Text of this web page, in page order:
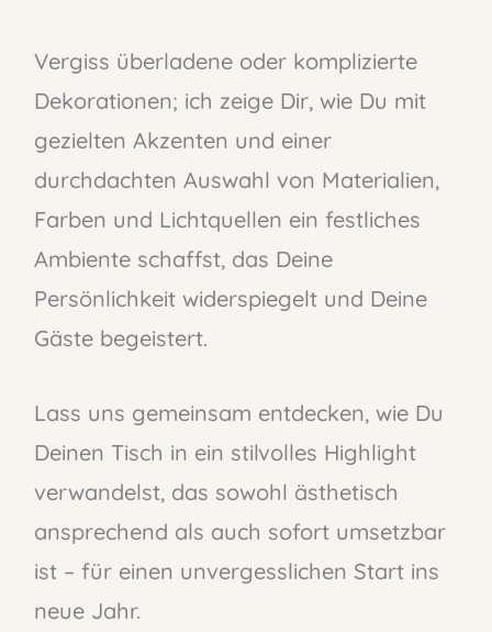
Vergiss überladene oder komplizierte
Dekorationen; ich zeige Dir, wie Du mit
gezielten Akzenten und einer
durchdachten Auswahl von Materialien,
Farben und Lichtquellen ein festliches
Ambiente schaffst, das Deine
Persönlichkeit widerspiegelt und Deine
Gäste begeistert.
Lass uns gemeinsam entdecken, wie Du
Deinen Tisch in ein stilvolles Highlight
verwandelst, das sowohl ästhetisch
ansprechend als auch sofort umsetzbar
ist – für einen unvergesslichen Start ins
neue Jahr.